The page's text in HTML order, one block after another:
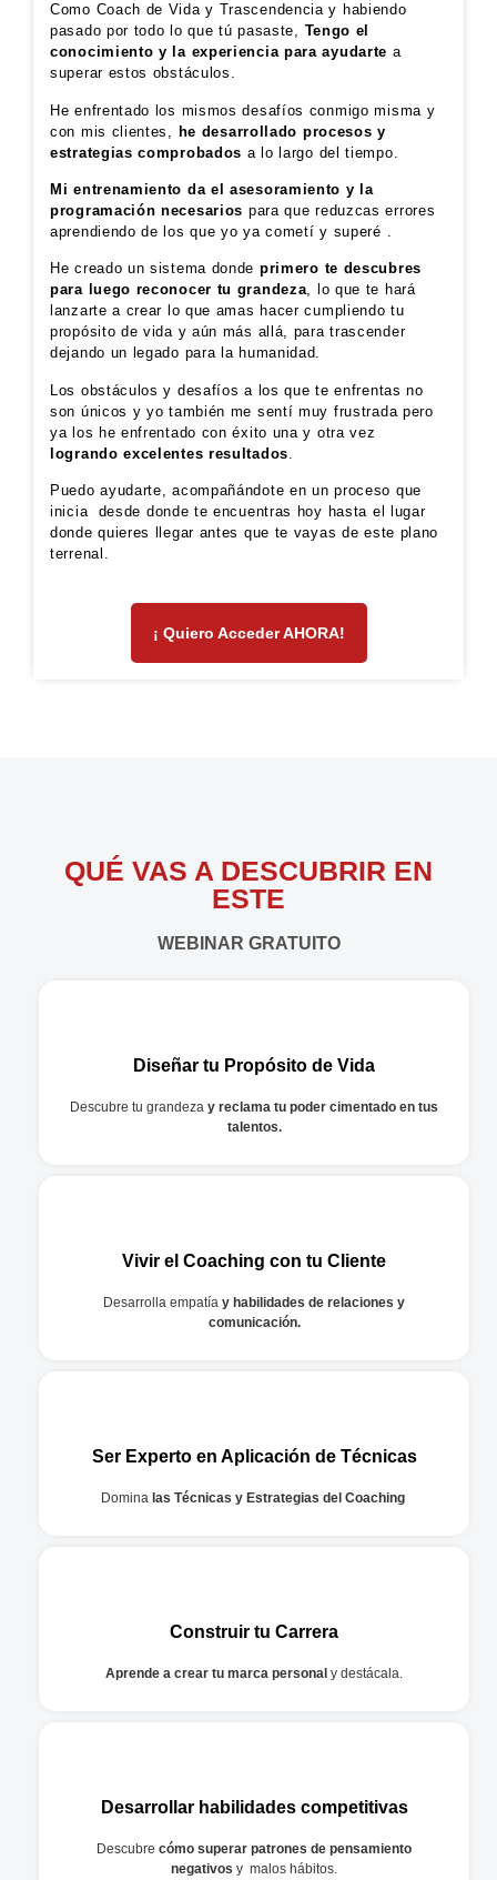
Como Coach de Vida y Trascendencia y habiendo
pasado por todo lo que tú pasaste, Tengo el
conocimiento y la experiencia para ayudarte a
superar estos obstáculos.
He enfrentado los mismos desafíos conmigo misma y
con mis clientes, he desarrollado procesos y
estrategias comprobados a lo largo del tiempo.
Mi entrenamiento da el asesoramiento y la
programación necesarios para que reduzcas errores
aprendiendo de los que yo ya cometí y superé .
He creado un sistema donde primero te descubres
para luego reconocer tu grandeza, lo que te hará
lanzarte a crear lo que amas hacer cumpliendo tu
propósito de vida y aún más allá, para trascender
dejando un legado para la humanidad.
Los obstáculos y desafíos a los que te enfrentas no
son únicos y yo también me sentí muy frustrada pero
ya los he enfrentado con éxito una y otra vez
logrando excelentes resultados
Puedo ayudarte, acompañándote en un proceso que
inicia desde donde te encuentras hoy hasta el lugar
donde quieres llegar antes que te vayas de este plano
terrenal.
¡ Quiero Acceder AHORA!
QUÉ VAS A DESCUBRIR EN
ESTE
WEBINAR GRATUITO
Diseñar tu Propósito de Vida
Descubre tu grandeza y reclama tu poder cimentado en tus
talentos.
Vivir el Coaching con tu Cliente
Desarrolla empatía y habilidades de relaciones y
comunicación.
Ser Experto en Aplicación de Técnicas
Domina las Técnicas y Estrategias del Coaching
Construir tu Carrera
Aprende a crear tu marca personal y destácala.
Desarrollar habilidades competitivas
Descubre cómo superar patrones de pensamiento
negativos y malos hábitos.